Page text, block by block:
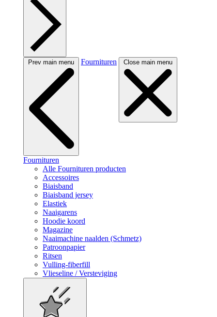
Prev main menu Fournituren Close main menu
Fournituren
Alle Fournituren producten
Accessoires
Biaisband
Biaisband jersey
Elastiek
Naaigarens
Hoodie koord
Magazine
Naaimachine naalden (Schmetz)
Patroonpapier
Ritsen
Vulling-fiberfill
Vlieseline / Versteviging